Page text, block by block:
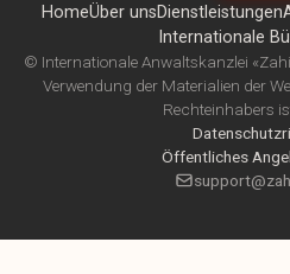
HomeÜber unsDienstleistungen
Internationale
© Internationale Anwaltskanzlei
Verwendung der Materialien der
Rechteinhabers
Öffentliches